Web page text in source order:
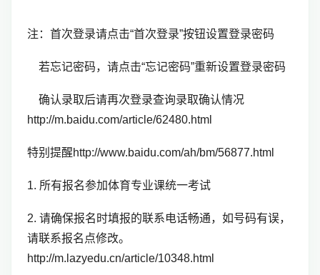
注：首次登录请点击“首次登录”按钮设置登录密码
若忘记密码，请点击“忘记密码”重新设置登录密码
确认录取后请再次登录查询录取确认情况
http://m.baidu.com/article/62480.html
特别提醒http://www.baidu.com/ah/bm/56877.html
1. 所有报名参加体育专业课统一考试
2. 请确保报名时填报的联系电话畅通，如号码有误，
请联系报名点修改。
http://m.lazyedu.cn/article/10348.html